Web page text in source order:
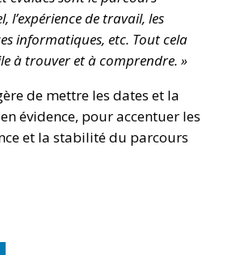
l’expérience de travail, les
informatiques, etc. Tout cela
à trouver et à comprendre. »
de mettre les dates et la
évidence, pour accentuer les
et la stabilité du parcours